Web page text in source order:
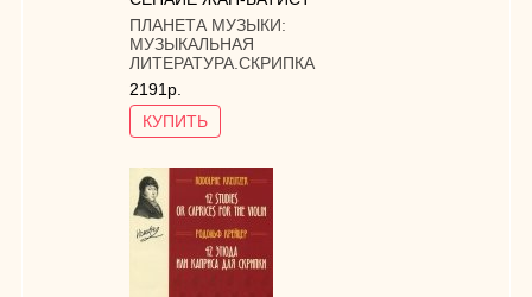
ПЛАНЕТА МУЗЫКИ:
МУЗЫКАЛЬНАЯ
ЛИТЕРАТУРА.СКРИПКА
2191р.
КУПИТЬ